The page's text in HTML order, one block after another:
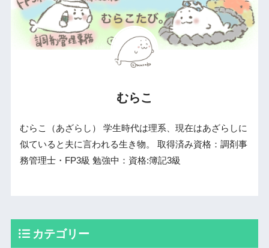
むらこ
むらこ（あざらし） 学生時代は理系、現在はあざらしに
似ていると夫に言われる生き物。 取得済み資格：調剤事
務管理士・FP3級 勉強中：資格:簿記3級
カテゴリー